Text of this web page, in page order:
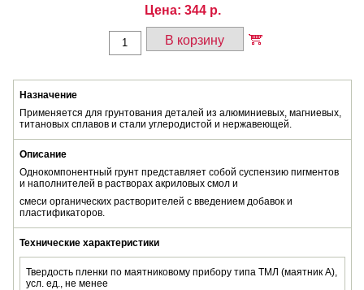
Цена: 344 р.
В корзину
Назначение
Применяется для грунтования деталей из алюминиевых, магниевых,
титановых сплавов и стали углеродистой и нержавеющей.
Описание
Однокомпонентный грунт представляет собой суспензию пигментов
и наполнителей в растворах акриловых смол и
смеси органических растворителей с введением добавок и
пластификаторов.
Технические характеристики
Твердость пленки по маятниковому прибору типа ТМЛ (маятник А),
усл. ед., не менее